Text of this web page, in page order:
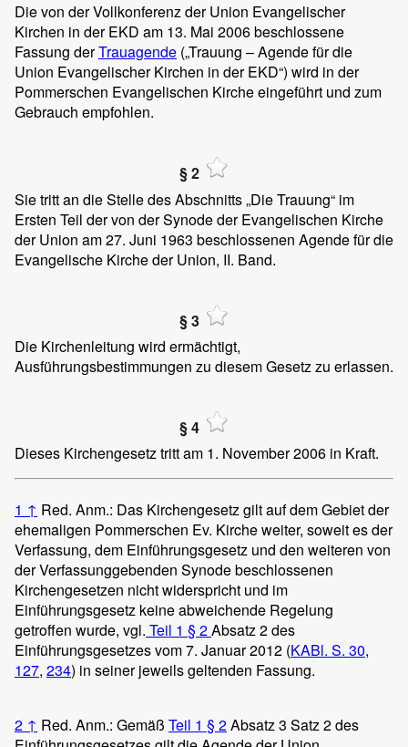
Die von der Vollkonferenz der Union Evangelischer
Kirchen in der EKD am 13. Mai 2006 beschlossene
Fassung derTrauagende („Trauung – Agende für die
Union Evangelischer Kirchen in der EKD“) wird in der
Pommerschen Evangelischen Kirche eingeführt und zum
Gebrauch empfohlen.
§ 2
Sie tritt an die Stelle des Abschnitts „Die Trauung“ im
Ersten Teil der von der Synode der Evangelischen Kirche
der Union am 27. Juni 1963 beschlossenen Agende für die
Evangelische Kirche der Union, II. Band.
§ 3
Die Kirchenleitung wird ermächtigt,
Ausführungsbestimmungen zu diesem Gesetz zu erlassen.
§ 4
Dieses Kirchengesetz tritt am 1. November 2006 in Kraft.
1 ↑ Red. Anm.: Das Kirchengesetz gilt auf dem Gebiet der
ehemaligen Pommerschen Ev. Kirche weiter, soweit es der
Verfassung, dem Einführungsgesetz und den weiteren von
der Verfassunggebenden Synode beschlossenen
Kirchengesetzen nicht widerspricht und im
Einführungsgesetz keine abweichende Regelung
getroffen wurde, vgl. Teil 1 § 2Absatz 2 des
Einführungsgesetzes vom 7. Januar 2012 (KABl. S. 30,
127, 234) in seiner jeweils geltenden Fassung.
2 ↑ Red. Anm.: Gemäß Teil 1 § 2Absatz 3 Satz 2 des